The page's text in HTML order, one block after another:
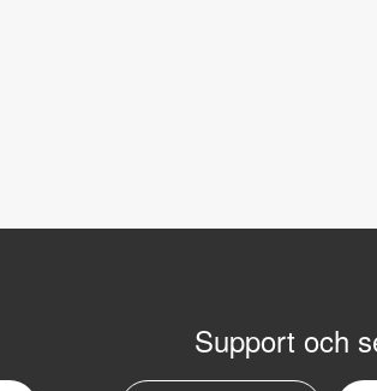
Support och